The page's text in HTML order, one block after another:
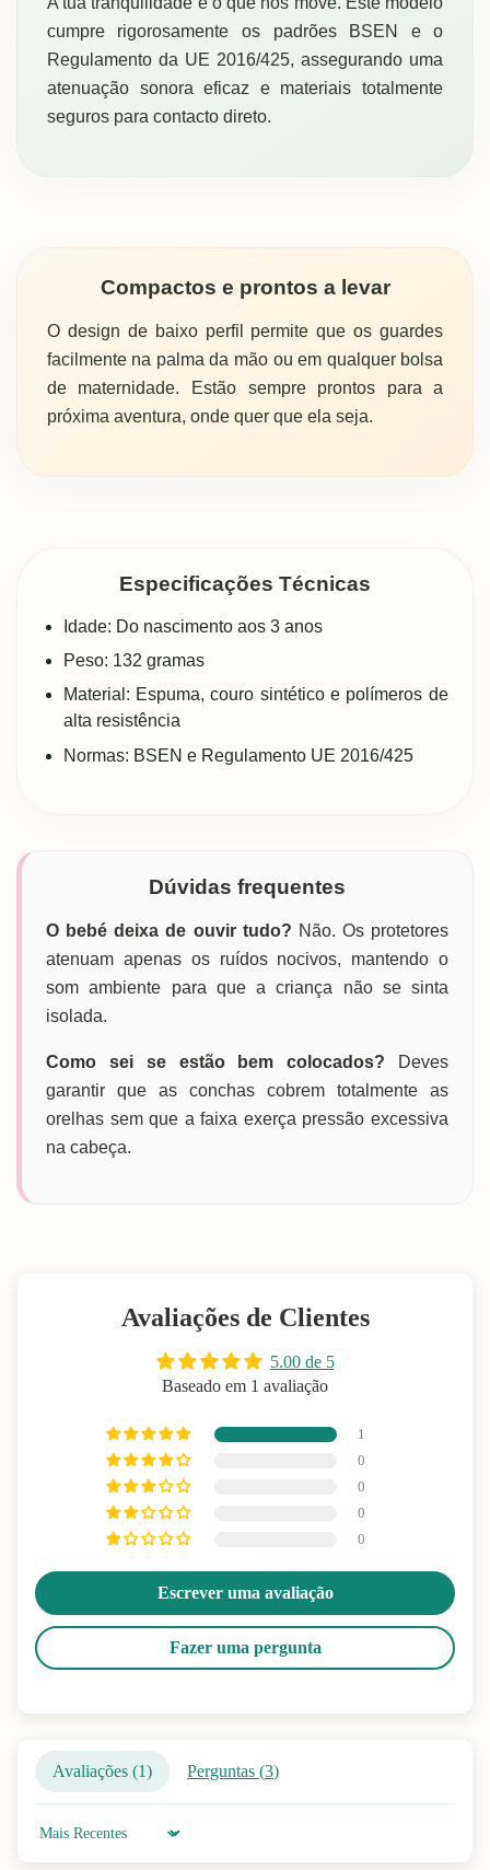
cumpre rigorosamente os padrões BSEN e o
Regulamento da UE 2016/425, assegurando uma
atenuação sonora eficaz e materiais totalmente
seguros para contacto direto.
Compactos e prontos a levar
O design de baixo perfil permite que os guardes
facilmente na palma da mão ou em qualquer bolsa
de maternidade. Estão sempre prontos para a
próxima aventura, onde quer que ela seja.
Especificações Técnicas
Idade: Do nascimento aos 3 anos
Peso: 132 gramas
Material: Espuma, couro sintético e polímeros de
alta resistência
Normas: BSEN e Regulamento UE 2016/425
Dúvidas frequentes
O bebé deixa de ouvir tudo? Não. Os protetores
atenuam apenas os ruídos nocivos, mantendo o
som ambiente para que a criança não se sinta
isolada.
Como sei se estão bem colocados? Deves
garantir que as conchas cobrem totalmente as
orelhas sem que a faixa exerça pressão excessiva
na cabeça.
Avaliações de Clientes
5.00 de 5
Baseado em 1 avaliação
1
0
0
0
0
Escrever uma avaliação
Fazer uma pergunta
Avaliações (1) Perguntas (3)
Sort by